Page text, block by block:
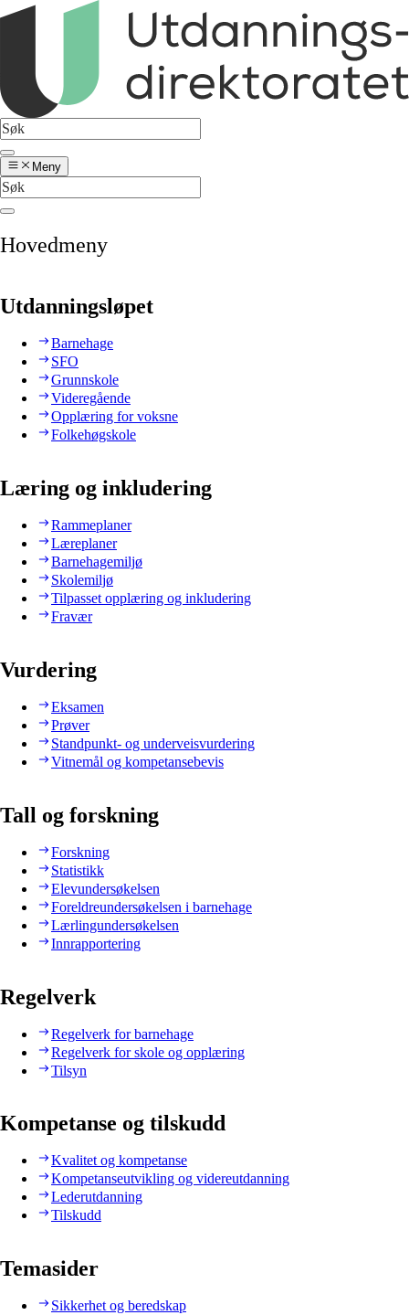
Meny
Hovedmeny
Utdanningsløpet
Barnehage
SFO
Grunnskole
Videregående
Opplæring for voksne
Folkehøgskole
Læring og inkludering
Rammeplaner
Læreplaner
Barnehagemiljø
Skolemiljø
Tilpasset opplæring og inkludering
Fravær
Vurdering
Eksamen
Prøver
Standpunkt- og underveisvurdering
Vitnemål og kompetansebevis
Tall og forskning
Forskning
Statistikk
Elevundersøkelsen
Foreldreundersøkelsen i barnehage
Lærlingundersøkelsen
Innrapportering
Regelverk
Regelverk for barnehage
Regelverk for skole og opplæring
Tilsyn
Kompetanse og tilskudd
Kvalitet og kompetanse
Kompetanseutvikling og videreutdanning
Lederutdanning
Tilskudd
Temasider
Sikkerhet og beredskap